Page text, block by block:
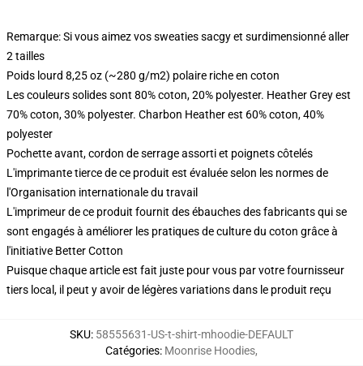
Remarque: Si vous aimez vos sweaties sacgy et surdimensionné aller
2 tailles
Poids lourd 8,25 oz (~280 g/m2) polaire riche en coton
Les couleurs solides sont 80% coton, 20% polyester. Heather Grey est
70% coton, 30% polyester. Charbon Heather est 60% coton, 40%
polyester
Pochette avant, cordon de serrage assorti et poignets côtelés
L'imprimante tierce de ce produit est évaluée selon les normes de
l'Organisation internationale du travail
L'imprimeur de ce produit fournit des ébauches des fabricants qui se
sont engagés à améliorer les pratiques de culture du coton grâce à
l'initiative Better Cotton
Puisque chaque article est fait juste pour vous par votre fournisseur
tiers local, il peut y avoir de légères variations dans le produit reçu
SKU: 58555631-US-t-shirt-mhoodie-DEFAULT
Catégories: Moonrise Hoodies,